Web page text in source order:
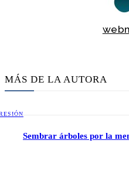
MÁS DE LA AUTORA
Sembrar árboles por la